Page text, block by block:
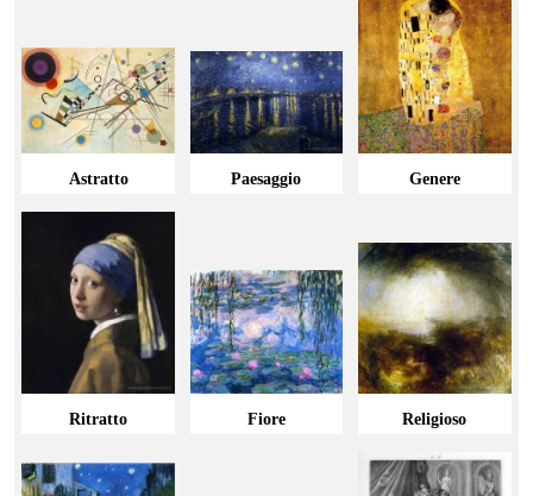
un'incredibile attenzione ai dettagli. Ogni pennellata
trasmette emozioni, catturando l'essenza del soggetto
scelto.
Le nostreSoggetto creano un'atmosfera artistica
raffinata in qualsiasi spazio, dalla casa all'ufficio. Scegliere
un'opera d'arte olio significa scegliere un pezzo di storia e
cultura, capace di arricchire l'ambiente e stimolare la
creatività. Lasciati ispirare dalle nostre selezioni e
trasforma il tuo spazio in un'opera d'arte vivente.
Astratto Paesaggio Genere
Ritratto Fiore Religioso